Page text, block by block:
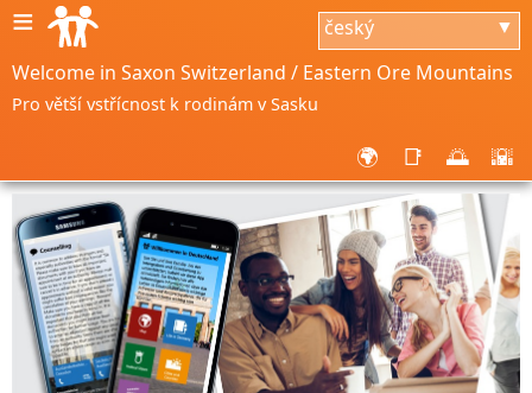
≡ český ▼
Welcome in Saxon Switzerland / Eastern Ore Mountains
Pro větší vstřícnost k rodinám v Sasku
🌍 📑 🌅 🌇